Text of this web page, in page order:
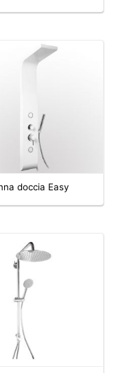
doccia Easy